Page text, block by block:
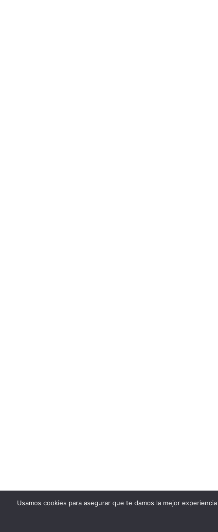
Usamos cookies para asegurar que te damos la mejor